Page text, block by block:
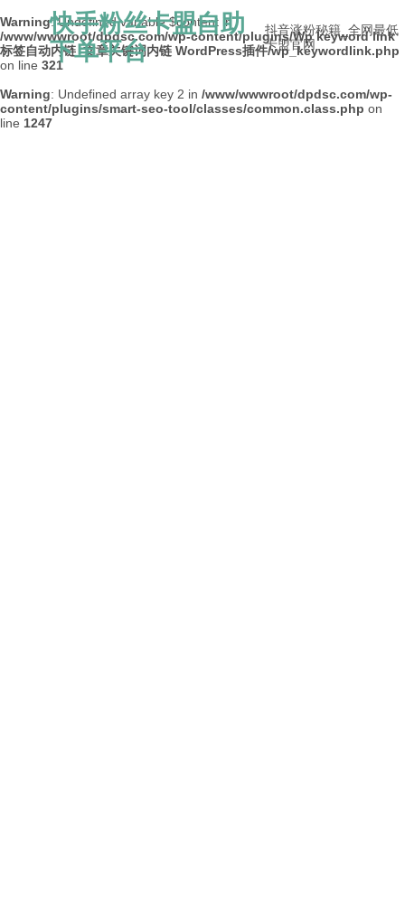
Warning: Undefined variable $content in
/www/wwwroot/dpdsc.com/wp-content/plugins/Wp keyword link
标签自动内链_文章关键词内链 WordPress插件/wp_keywordlink.php
on line 321
Warning: Undefined array key 2 in /www/wwwroot/dpdsc.com/wp-
content/plugins/smart-seo-tool/classes/common.class.php on
line 1247
快手粉丝卡盟自助
下单平台
抖音涨粉秘籍_全网最低
卡盟官网